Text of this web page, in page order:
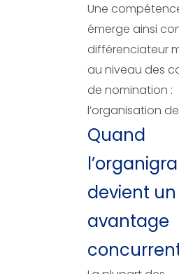
Une
émerge ainsi
différenciateur
au niveau des
de nomination :
l’organisation
Quand
devient un
avantage